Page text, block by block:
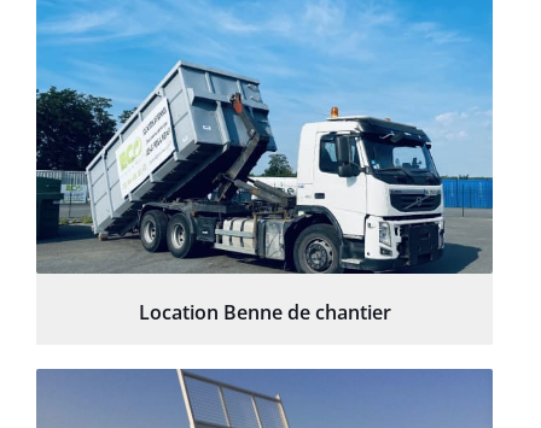
Location Benne de chantier